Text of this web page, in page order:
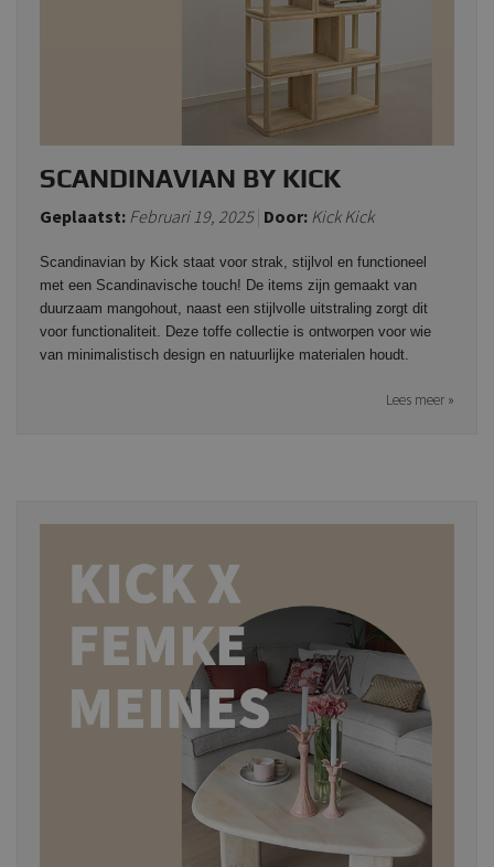
SCANDINAVIAN BY KICK
Geplaatst: Februari 19, 2025 Door: Kick Kick
Scandinavian by Kick staat voor strak, stijlvol en functioneel
met een Scandinavische touch! De items zijn gemaakt van
duurzaam mangohout, naast een stijlvolle uitstraling zorgt dit
voor functionaliteit. Deze toffe collectie is ontworpen voor wie
van minimalistisch design en natuurlijke materialen houdt.
Lees meer »